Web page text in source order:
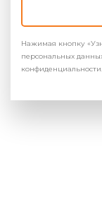
Нажимая кнопку
персональных
конфиденциальности.